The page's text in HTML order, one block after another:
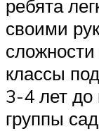
ребята
своими
классы
3-4 лет до
группы